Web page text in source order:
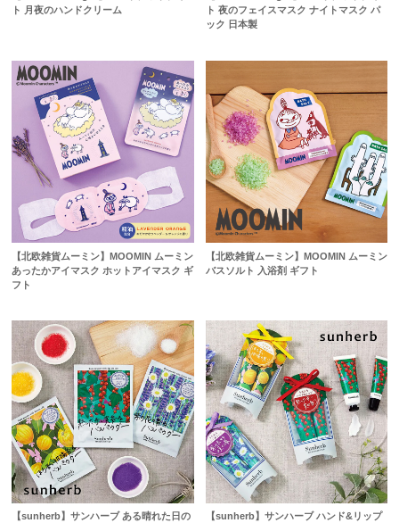
ト 月夜のハンドクリーム
ト 夜のフェイスマスク ナイトマスク パ
ック 日本製
【北欧雑貨ムーミン】MOOMIN ムーミン
あったかアイマスク ホットアイマスク ギ
フト
【北欧雑貨ムーミン】MOOMIN ムーミン
バスソルト 入浴剤 ギフト
【sunherb】サンハーブ ある晴れた日の
【sunherb】サンハーブ ハンド&リップ